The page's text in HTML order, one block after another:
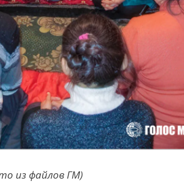
из файлов ГМ)